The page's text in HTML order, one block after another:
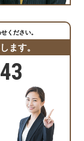
ください。
ます。